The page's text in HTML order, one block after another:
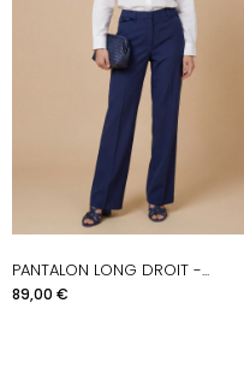
PANTALON LONG DROIT -...
Prix
89,00 €